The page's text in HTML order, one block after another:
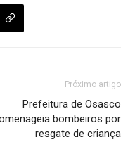
Próximo artigo
Prefeitura de Osasco
bombeiros por
resgate de criança